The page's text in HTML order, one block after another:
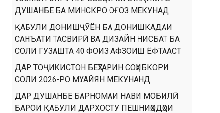
ДУШАНБЕ БА МИНСКРО ОҒОЗ МЕКУНАД
ҚАБУЛИ ДОНИШҶӮЁН БА ДОНИШКАДАИ
САНЪАТИ ТАСВИРӢ ВА ДИЗАЙН НИСБАТ БА
СОЛИ ГУЗАШТА 40 ФОИЗ АФЗОИШ ЁФТААСТ
ДАР ТОҶИКИСТОН БЕҲТАРИН СОҲИБКОРИ
СОЛИ 2026-РО МУАЙЯН МЕКУНАНД
ДАР ДУШАНБЕ БАРНОМАИ НАВИ МОБИЛӢ
БАРОИ ҚАБУЛИ ДАРХОСТУ ПЕШНИҲОДҲОИ